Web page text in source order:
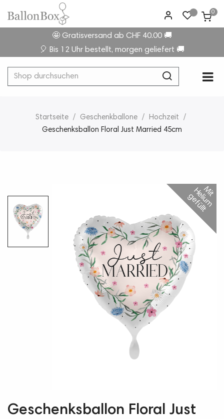
0
🤩 Gratisversand ab CHF 40.00 🚚
🎈 Bis 12 Uhr bestellt, morgen geliefert 🚚
☰
Startseite Geschenkballone
Hochzeit
Geschenksballon Floral Just Married 45cm
Geschenksballon Floral Just